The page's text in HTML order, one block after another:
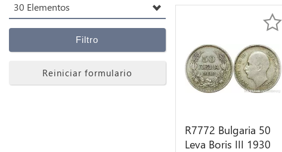
30 Elementos
Filtro
Reiniciar formulario
R7772 Bulgaria 50
Leva Boris III 1930